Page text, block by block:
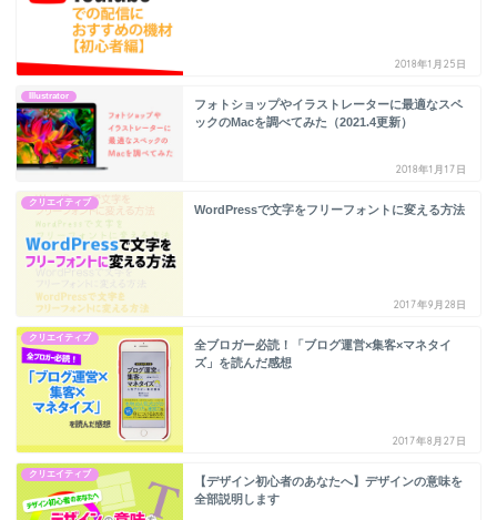
2018年1月25日
Illustrator
フォトショップやイラストレーターに最適なスペ
ックのMacを調べてみた（2021.4更新）
2018年1月17日
クリエイティブ
WordPressで文字をフリーフォントに変える方法
2017年9月28日
クリエイティブ
全ブロガー必読！「ブログ運営×集客×マネタイ
ズ」を読んだ感想
2017年8月27日
クリエイティブ
【デザイン初心者のあなたへ】デザインの意味を
全部説明します